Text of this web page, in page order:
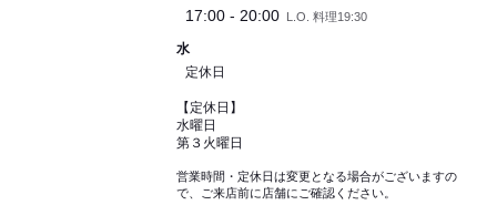
17:00 - 20:00 L.O. 料理19:30
水
定休日
【定休日】
水曜日
第３火曜日
営業時間・定休日は変更となる場合がございますの
で、ご来店前に店舗にご確認ください。